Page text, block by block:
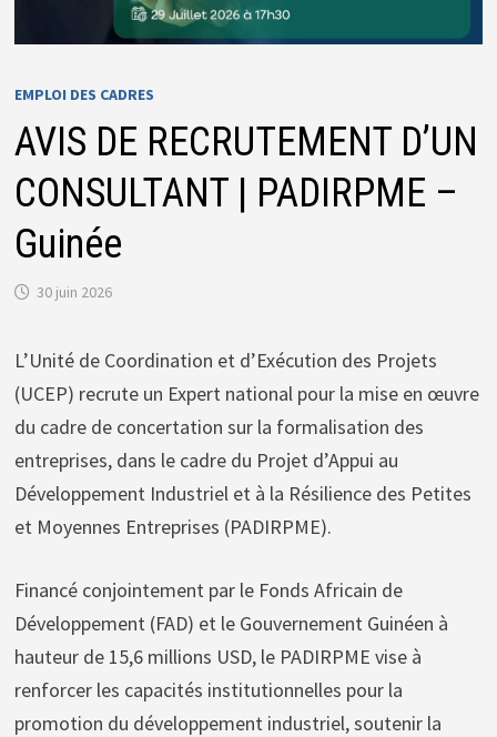
EMPLOI DES CADRES
AVIS DE RECRUTEMENT D’UN
CONSULTANT | PADIRPME –
Guinée
30 juin 2026
L’Unité de Coordination et d’Exécution des Projets
(UCEP) recrute un Expert national pour la mise en œuvre
du cadre de concertation sur la formalisation des
entreprises, dans le cadre du Projet d’Appui au
Développement Industriel et à la Résilience des Petites
et Moyennes Entreprises (PADIRPME).
Financé conjointement par le Fonds Africain de
Développement (FAD) et le Gouvernement Guinéen à
hauteur de 15,6 millions USD, le PADIRPME vise à
renforcer les capacités institutionnelles pour la
promotion du développement industriel, soutenir la